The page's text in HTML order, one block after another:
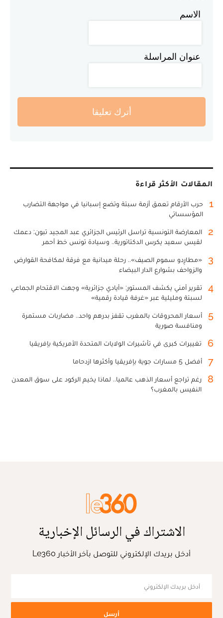
الاسم
عنوان المراسلة
أترك تعليقا
المقالات الأكثر قراءة
1
حرب الأرقام تعمق أزمة سبتة وتضع إسبانيا في مواجهة التضارب
المؤسساتي
2
المعارضة التونسية تراسل الرئيس الجزائري عبد المجيد تبون: دعمك
لقيس سعيد يكرس الدكتاتورية.. وسيادة تونس خط أحمر
3
«مطارِدو سموم الصيف».. رحلة ميدانية مع فرقة لمكافحة القوارض
والزواحف بشوارع الدار البيضاء
4
تقرير أمني يكشف المستور: «أيادي جزائرية» وجهت الاقتحام الجماعي
لسبتة ومليلية عبر «غرفة قيادة رقمية»
5
أسعار المحروقات بالمغرب تقفز بدرهم واحد.. مضاربات مستمرة
ومنافسة صورية
6 تغييرات كبرى في تأشيرات الولايات المتحدة الأمريكية بإفريقيا
7 أفضل 5 مسارات جوية بإفريقيا وأكثرها ازدحاما
8
رغم تراجع أسعار الذهب عالميا.. لماذا يخيم الركود على سوق المعدن
النفيس بالمغرب؟
الاشتراك في الرسائل الإخبارية
أدخل بريدك الإلكتروني للتوصل بآخر الأخبار Le360
أرسل